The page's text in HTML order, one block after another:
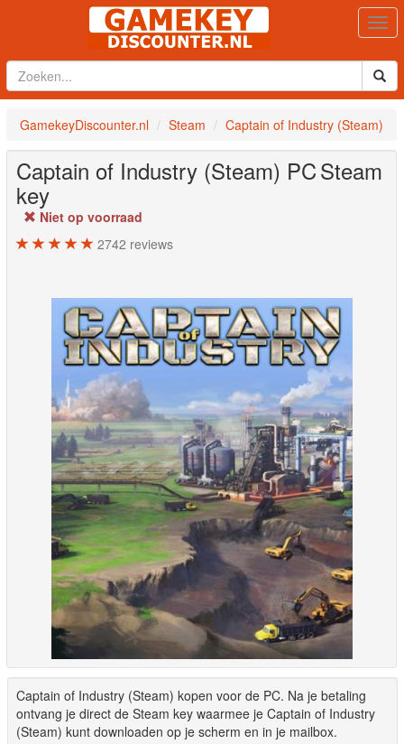
GamekeyDiscounter.nl Steam Captain of Industry (Steam)
Captain of Industry (Steam) PCSteam
key
Niet op voorraad
2742 reviews
Captain of Industry (Steam) kopen voor de PC. Na je betaling
ontvang je direct de Steam key waarmee je Captain of Industry
(Steam) kunt downloaden op je scherm en in je mailbox.